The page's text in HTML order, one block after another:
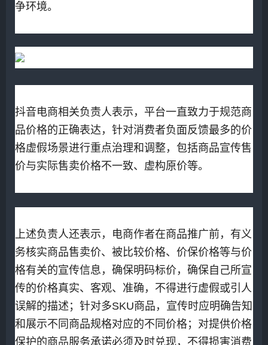
争环境。
抖音电商相关负责人表示，平台一直致力于规范商
品价格的正确表达，针对消费者负面反馈最多的价
格虚假场景进行重点治理和调整，包括商品宣传售
价与实际售卖价格不一致、虚构原价等。
上述负责人还表示，电商作者在商品推广前，有义
务核实商品售卖价、被比较价格、价保价格等与价
格有关的宣传信息，确保明码标价，确保自己所宣
传的价格真实、客观、准确，不得进行虚假或引人
误解的描述；针对多SKU商品，宣传时应明确告知
和展示不同商品规格对应的不同价格；对提供价格
保护的商品服务承诺必须及时兑现，不得损害消费